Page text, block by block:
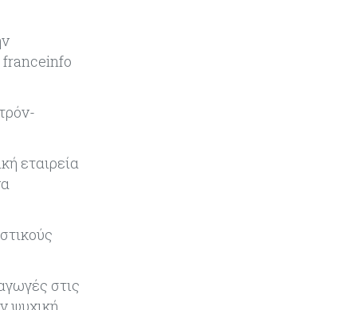
franceinfo
εταιρεία
στις
ψυχική